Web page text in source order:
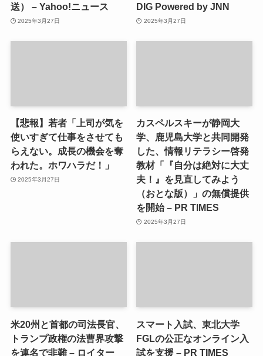
送） – Yahoo!ニュース
2025年3月27日
DIG Powered by JNN
2025年3月27日
【悲報】若者「上司が気を
使いすぎて仕事をさせても
らえない。成長の機会を奪
われた。ホワハラだ！」
2025年3月27日
カスペルスキーが静岡大
学、鹿児島大学と共同開発
した、情報リテラシー啓発
教材「『自分は絶対に大丈
夫！』を見直してみよう
（おとな版）」の無償提供
を開始 – PR TIMES
2025年3月27日
米20州と首都の司法長官、
トランプ政権の法曹界攻撃
を連名で非難 – ロイター
スマート入試、東北大学
FGLの公正なオンライン入
試を支援 – PR TIMES